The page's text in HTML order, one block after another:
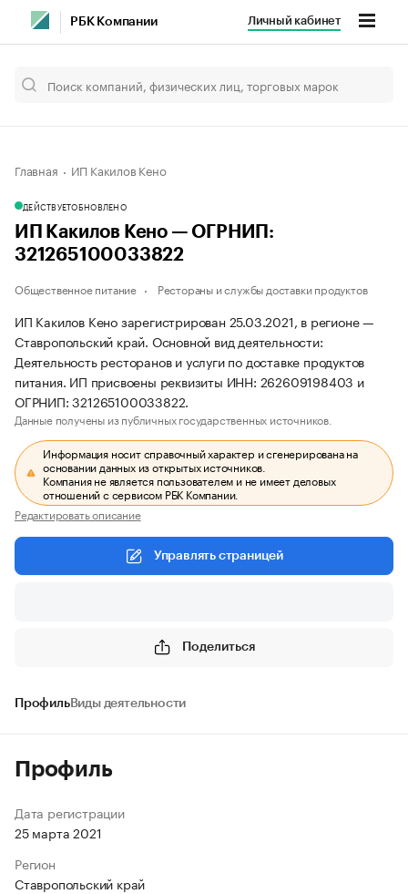
РБК Компании Личный кабинет
Главная ИП Какилов Кено
ДЕЙСТВУЕТОБНОВЛЕНО
ИП Какилов Кено — ОГРНИП:
321265100033822
Общественное питание Рестораны и службы доставки продуктов
ИП Какилов Кено зарегистрирован 25.03.2021, в регионе —
Ставропольский край. Основной вид деятельности:
Деятельность ресторанов и услуги по доставке продуктов
питания. ИП присвоены реквизиты ИНН: 262609198403 и
ОГРНИП: 321265100033822.
Данные получены из публичных государственных источников.
Информация носит справочный характер и сгенерирована на
основании данных из открытых источников.
Компания не является пользователем и не имеет деловых
отношений с сервисом РБК Компании.
Редактировать описание
Управлять страницей
Поделиться
ПрофильВиды деятельности
Профиль
Дата регистрации
25 марта 2021
Регион
Ставропольский край